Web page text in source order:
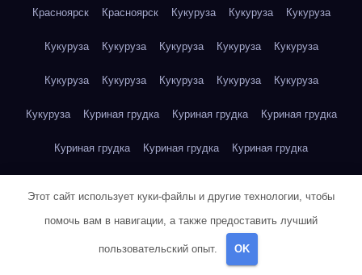
Красноярск Красноярск Кукуруза Кукуруза Кукуруза
Кукуруза Кукуруза Кукуруза Кукуруза Кукуруза
Кукуруза Кукуруза Кукуруза Кукуруза Кукуруза
Кукуруза Куриная грудка Куриная грудка Куриная грудка
Куриная грудка Куриная грудка Куриная грудка
Куриная грудка Куриная грудка Куриная грудка
Куриная грудка Куриная грудка Куриная грудка
Этот сайт использует куки-файлы и другие технологии, чтобы
помочь вам в навигации, а также предоставить лучший
пользовательский опыт. OK